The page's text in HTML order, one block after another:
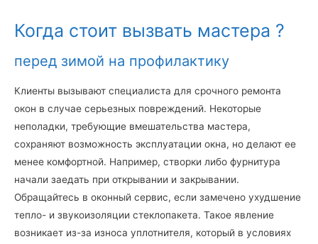
Когда стоит вызвать мастера ?
перед зимой на профилактику
Клиенты вызывают специалиста для срочного ремонта
окон в случае серьезных повреждений. Некоторые
неполадки, требующие вмешательства мастера,
сохраняют возможность эксплуатации окна, но делают ее
менее комфортной. Например, створки либо фурнитура
начали заедать при открывании и закрывании.
Обращайтесь в оконный сервис, если замечено ухудшение
тепло- и звукоизоляции стеклопакета. Такое явление
возникает из-за износа уплотнителя, который в условиях